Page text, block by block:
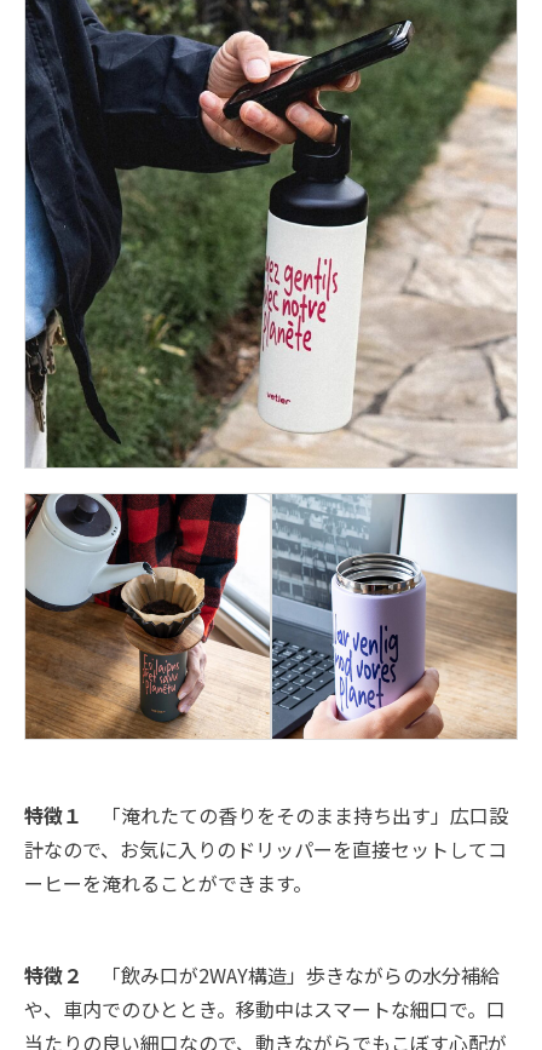
特徴１
「淹れたての香りをそのまま持ち出す」広口設
計なので、お気に入りのドリッパーを直接セットしてコ
ーヒーを淹れることができます。
特徴２
「飲み口が2WAY構造」歩きながらの水分補給
や、車内でのひととき。移動中はスマートな細口で。口
当たりの良い細口なので、動きながらでもこぼす心配が